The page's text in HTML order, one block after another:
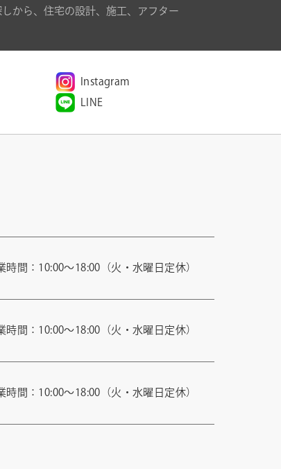
から、住宅の設計、施工、アフター
Instagram
LINE
時間：10:00〜18:00（火・水曜日定休）
時間：10:00〜18:00（火・水曜日定休）
時間：10:00〜18:00（火・水曜日定休）